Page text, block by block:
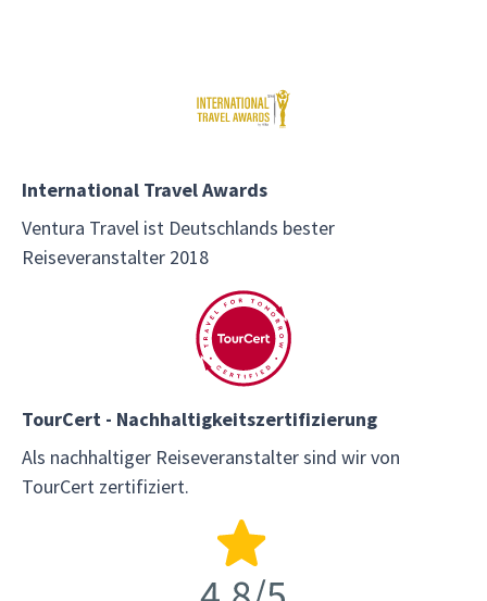
International Travel Awards
Ventura Travel ist Deutschlands bester
Reiseveranstalter 2018
TourCert - Nachhaltigkeitszertifizierung
Als nachhaltiger Reiseveranstalter sind wir von
TourCert zertifiziert.